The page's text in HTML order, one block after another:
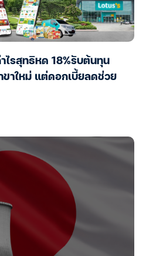
ไรสุทธิหด 18%รับต้นทุน
าใหม่ แต่ดอกเบี้ยลดช่วย